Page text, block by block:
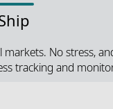
No stress,
tracking and